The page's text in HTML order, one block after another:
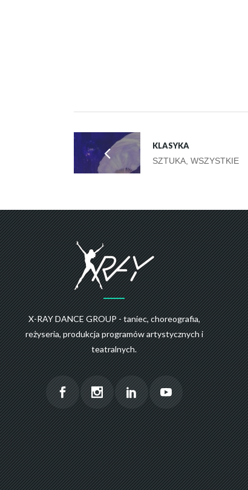
KLASYKA
SZTUKA, WSZYSTKIE
X-RAY DANCE GROUP - taniec, choreografia,
reżyseria, produkcja programów artystycznych i
teatralnych.